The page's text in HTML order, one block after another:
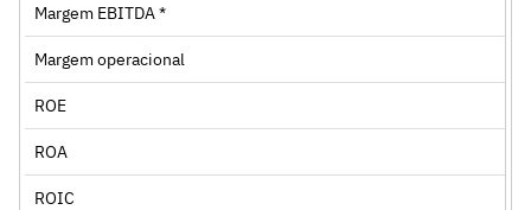
Margem EBITDA *
Margem operacional
ROE
ROA
ROIC